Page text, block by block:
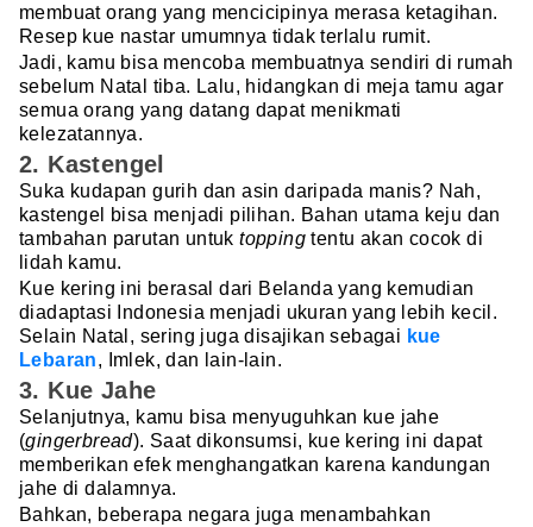
membuat orang yang mencicipinya merasa ketagihan.
Resep kue nastar umumnya tidak terlalu rumit.
Jadi, kamu bisa mencoba membuatnya sendiri di rumah
sebelum Natal tiba. Lalu, hidangkan di meja tamu agar
semua orang yang datang dapat menikmati
kelezatannya.
2. Kastengel
Suka kudapan gurih dan asin daripada manis? Nah,
kastengel bisa menjadi pilihan. Bahan utama keju dan
tambahan parutan untuktopping tentu akan cocok di
lidah kamu.
Kue kering ini berasal dari Belanda yang kemudian
diadaptasi Indonesia menjadi ukuran yang lebih kecil.
Selain Natal, sering juga disajikan sebagai kue
Lebaran, Imlek, dan lain-lain.
3. Kue Jahe
Selanjutnya, kamu bisa menyuguhkan kue jahe
(gingerbread). Saat dikonsumsi, kue kering ini dapat
memberikan efek menghangatkan karena kandungan
jahe di dalamnya.
Bahkan, beberapa negara juga menambahkan